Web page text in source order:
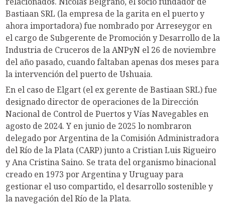
Bastiaan SRL (la empresa de la garita en el puerto y
ahora importadora) fue nombrado por Arreseygor en
el cargo de Subgerente de Promoción y Desarrollo de la
Industria de Cruceros de la ANPyN el 26 de noviembre
del año pasado, cuando faltaban apenas dos meses para
la intervención del puerto de Ushuaia.
En el caso de Elgart (el ex gerente de Bastiaan SRL) fue
designado director de operaciones de la Dirección
Nacional de Control de Puertos y Vías Navegables en
agosto de 2024. Y en junio de 2025 lo nombraron
delegado por Argentina de la Comisión Administradora
del Río de la Plata (CARP) junto a Cristian Luis Rigueiro
y Ana Cristina Saino. Se trata del organismo binacional
creado en 1973 por Argentina y Uruguay para
gestionar el uso compartido, el desarrollo sostenible y
la navegación del Río de la Plata.